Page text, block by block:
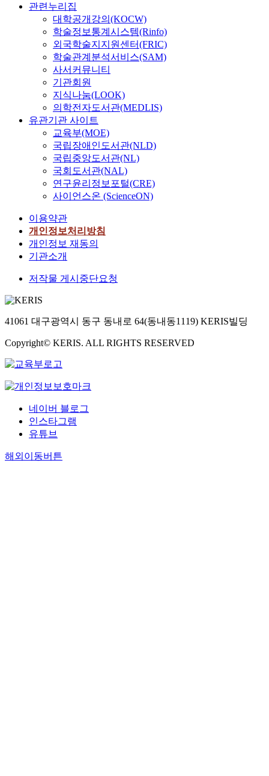
박
소
정
관련누리집
대학공개강의(KOCW)
학술정보통계시스템(Rinfo)
외국학술지지원센터(FRIC)
학술관계분석서비스(SAM)
사서커뮤니티
기관회원
지식나눔(LOOK)
의학전자도서관(MEDLIS)
유관기관 사이트
교육부(MOE)
국립장애인도서관(NLD)
국립중앙도서관(NL)
국회도서관(NAL)
연구윤리정보포털(CRE)
사이언스온 (ScienceON)
이용약관
개인정보처리방침
개인정보 재동의
기관소개
저작물 게시중단요청
41061 대구광역시 동구 동내로 64(동내동1119) KERIS빌딩
Copyright© KERIS. ALL RIGHTS RESERVED
네이버 블로그
인스타그램
유튜브
해외이동버튼